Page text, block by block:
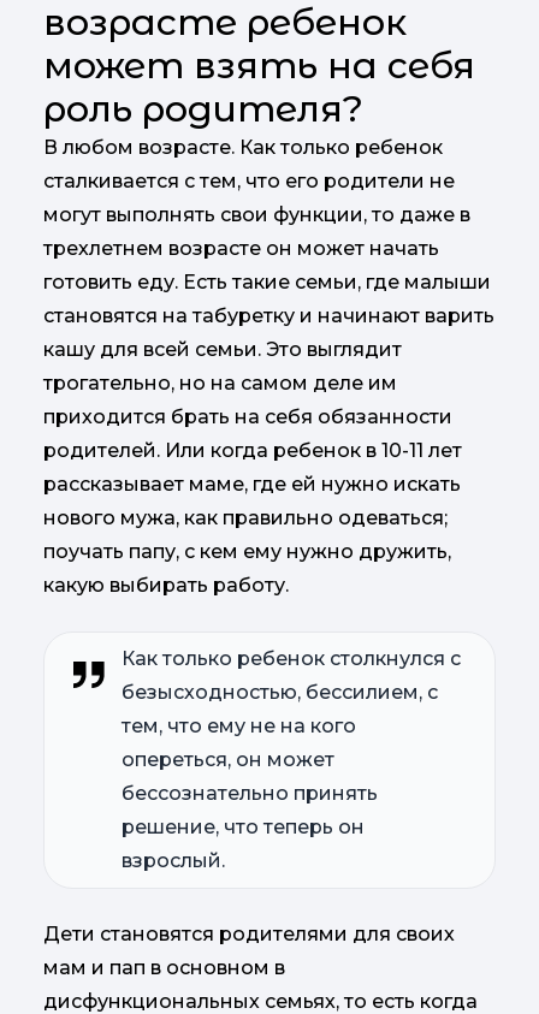
возрасте ребенок
может взять на себя
роль родителя?
В любом возрасте. Как только ребенок
сталкивается с тем, что его родители не
могут выполнять свои функции, то даже в
трехлетнем возрасте он может начать
готовить еду. Есть такие семьи, где малыши
становятся на табуретку и начинают варить
кашу для всей семьи. Это выглядит
трогательно, но на самом деле им
приходится брать на себя обязанности
родителей. Или когда ребенок в 10-11 лет
рассказывает маме, где ей нужно искать
нового мужа, как правильно одеваться;
поучать папу, с кем ему нужно дружить,
какую выбирать работу.
Как только ребенок столкнулся с
безысходностью, бессилием, с
тем, что ему не на кого
опереться, он может
бессознательно принять
решение, что теперь он
взрослый.
Дети становятся родителями для своих
мам и пап в основном в
дисфункциональных семьях, то есть когда